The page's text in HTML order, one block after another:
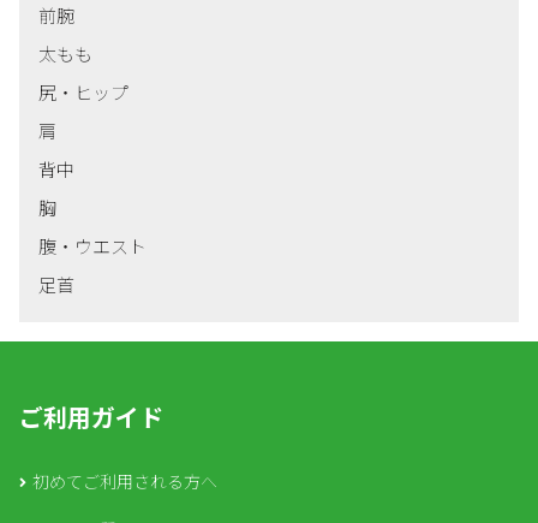
前腕
太もも
尻・ヒップ
肩
背中
胸
腹・ウエスト
足首
ご利用ガイド
初めてご利用される方へ